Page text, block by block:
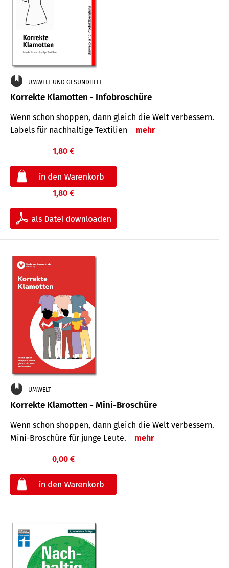
UMWELT UND GESUNDHEIT
Korrekte Klamotten - Infobroschüre
Wenn schon shoppen, dann gleich die Welt verbessern.
Labels für nachhaltige Textilien
mehr
1,80 €
1,80 €
UMWELT
Korrekte Klamotten - Mini-Broschüre
Wenn schon shoppen, dann gleich die Welt verbessern.
Mini-Broschüre für junge Leute.
mehr
0,00 €